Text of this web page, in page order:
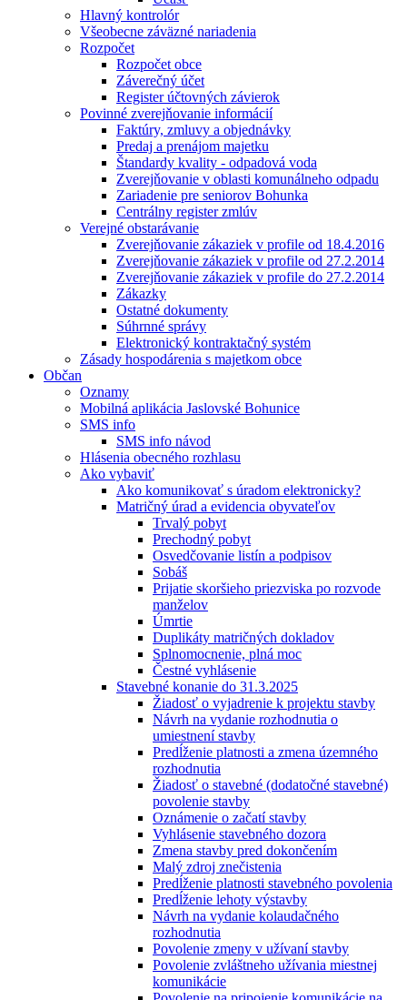
Hlavný kontrolór
Všeobecne záväzné nariadenia
Rozpočet
Rozpočet obce
Záverečný účet
Register účtovných závierok
Povinné zverejňovanie informácií
Faktúry, zmluvy a objednávky
Predaj a prenájom majetku
Štandardy kvality - odpadová voda
Zverejňovanie v oblasti komunálneho odpadu
Zariadenie pre seniorov Bohunka
Centrálny register zmlúv
Verejné obstarávanie
Zverejňovanie zákaziek v profile od 18.4.2016
Zverejňovanie zákaziek v profile od 27.2.2014
Zverejňovanie zákaziek v profile do 27.2.2014
Zákazky
Ostatné dokumenty
Súhrnné správy
Elektronický kontraktačný systém
Zásady hospodárenia s majetkom obce
Občan
Oznamy
Mobilná aplikácia Jaslovské Bohunice
SMS info
SMS info návod
Hlásenia obecného rozhlasu
Ako vybaviť
Ako komunikovať s úradom elektronicky?
Matričný úrad a evidencia obyvateľov
Trvalý pobyt
Prechodný pobyt
Osvedčovanie listín a podpisov
Sobáš
Prijatie skoršieho priezviska po rozvode
manželov
Úmrtie
Duplikáty matričných dokladov
Splnomocnenie, plná moc
Čestné vyhlásenie
Stavebné konanie do 31.3.2025
Žiadosť o vyjadrenie k projektu stavby
Návrh na vydanie rozhodnutia o
umiestnení stavby
Predĺženie platnosti a zmena územného
rozhodnutia
Žiadosť o stavebné (dodatočné stavebné)
povolenie stavby
Oznámenie o začatí stavby
Vyhlásenie stavebného dozora
Zmena stavby pred dokončením
Malý zdroj znečistenia
Predĺženie platnosti stavebného povolenia
Predĺženie lehoty výstavby
Návrh na vydanie kolaudačného
rozhodnutia
Povolenie zmeny v užívaní stavby
Povolenie zvláštneho užívania miestnej
komunikácie